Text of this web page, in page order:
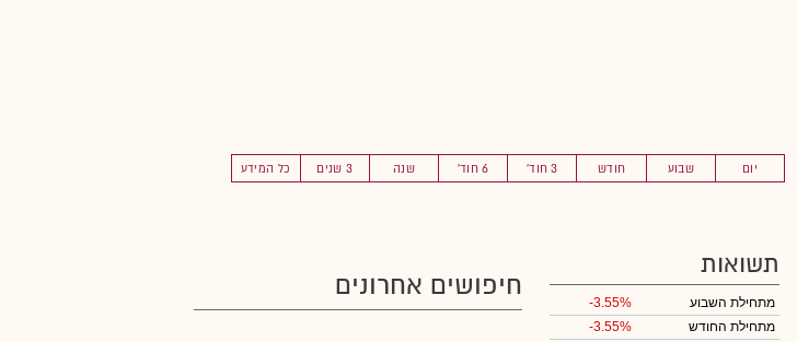
יום שבוע חודש 3 חוד' 6 חוד' שנה 3 שנים כל המידע
תשואות
מתחילת השבוע
-3.55%
מתחילת החודש
-3.55%
חיפושים אחרונים